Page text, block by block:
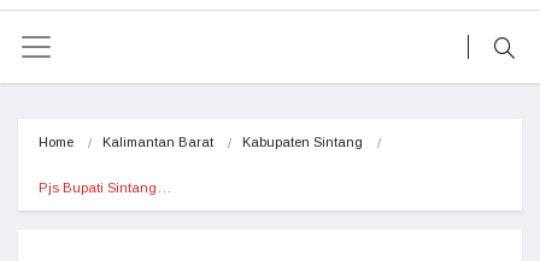
Home Kalimantan Barat Kabupaten Sintang
Pjs Bupati Sintang…